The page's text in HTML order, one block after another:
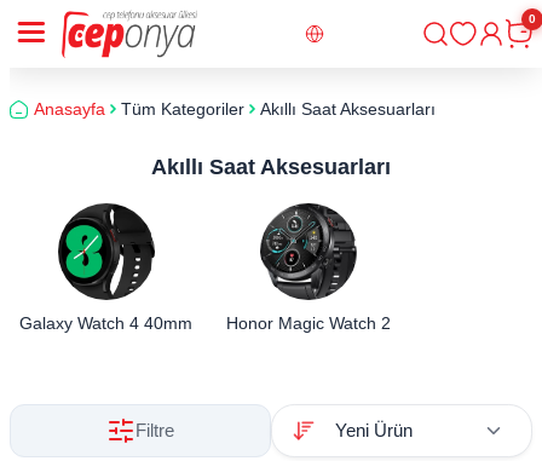
Giriş
0
Anasayfa Tüm Kategoriler Akıllı Saat Aksesuarları
Akıllı Saat Aksesuarları
Galaxy Watch 4 40mm Honor Magic Watch 2
Filtre